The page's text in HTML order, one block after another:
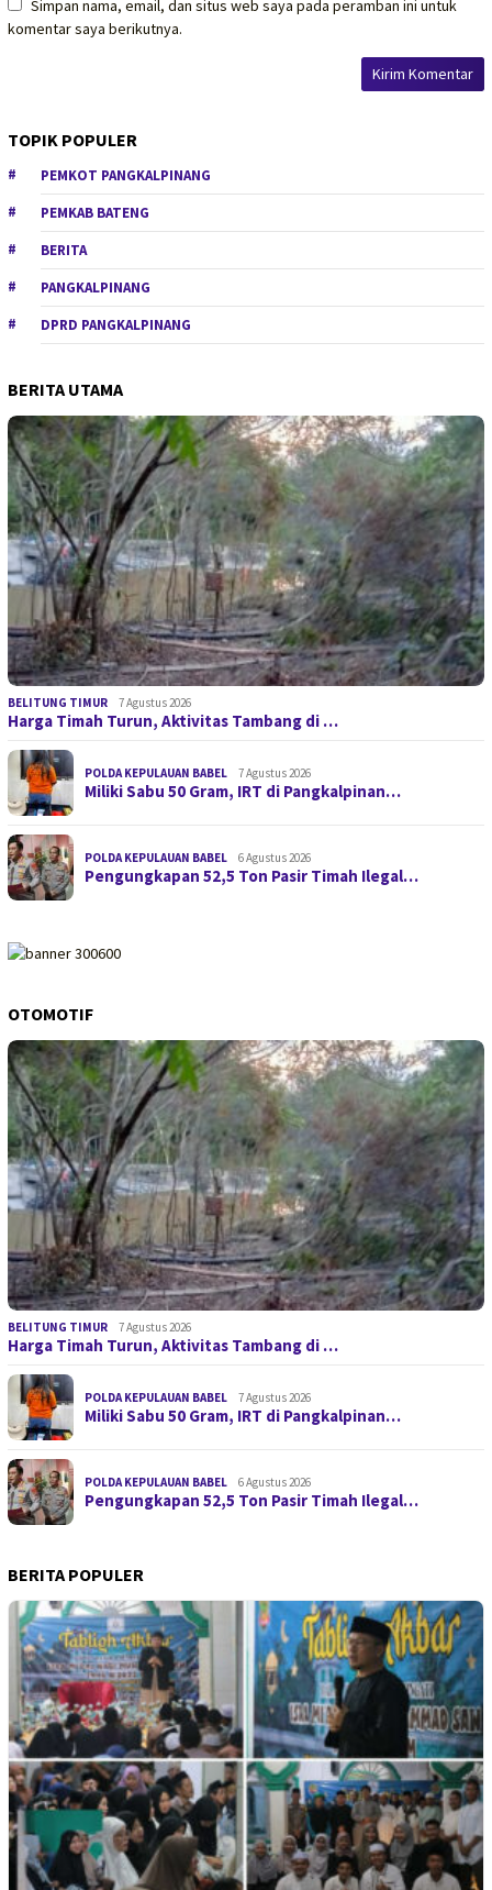
Simpan nama, email, dan situs web saya pada peramban ini untuk
komentar saya berikutnya.
TOPIK POPULER
PEMKOT PANGKALPINANG
PEMKAB BATENG
BERITA
PANGKALPINANG
DPRD PANGKALPINANG
BERITA UTAMA
BELITUNG TIMUR 7 Agustus 2026
Harga Timah Turun, Aktivitas Tambang di …
POLDA KEPULAUAN BABEL 7 Agustus 2026
Miliki Sabu 50 Gram, IRT di Pangkalpinan…
POLDA KEPULAUAN BABEL 6 Agustus 2026
Pengungkapan 52,5 Ton Pasir Timah Ilegal…
OTOMOTIF
BELITUNG TIMUR 7 Agustus 2026
Harga Timah Turun, Aktivitas Tambang di …
POLDA KEPULAUAN BABEL 7 Agustus 2026
Miliki Sabu 50 Gram, IRT di Pangkalpinan…
POLDA KEPULAUAN BABEL 6 Agustus 2026
Pengungkapan 52,5 Ton Pasir Timah Ilegal…
BERITA POPULER